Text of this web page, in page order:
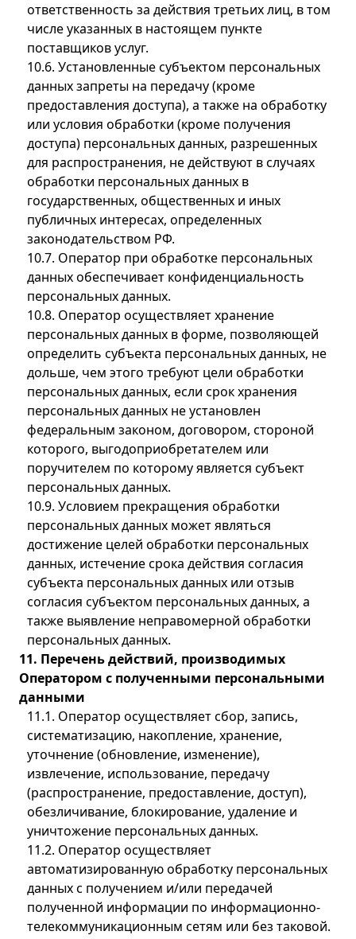
ответственность за действия третьих лиц, в том
числе указанных в настоящем пункте
поставщиков услуг.
10.6. Установленные субъектом персональных
данных запреты на передачу (кроме
предоставления доступа), а также на обработку
или условия обработки (кроме получения
доступа) персональных данных, разрешенных
для распространения, не действуют в случаях
обработки персональных данных в
государственных, общественных и иных
публичных интересах, определенных
законодательством РФ.
10.7. Оператор при обработке персональных
данных обеспечивает конфиденциальность
персональных данных.
10.8. Оператор осуществляет хранение
персональных данных в форме, позволяющей
определить субъекта персональных данных, не
дольше, чем этого требуют цели обработки
персональных данных, если срок хранения
персональных данных не установлен
федеральным законом, договором, стороной
которого, выгодоприобретателем или
поручителем по которому является субъект
персональных данных.
10.9. Условием прекращения обработки
персональных данных может являться
достижение целей обработки персональных
данных, истечение срока действия согласия
субъекта персональных данных или отзыв
согласия субъектом персональных данных, а
также выявление неправомерной обработки
персональных данных.
11. Перечень действий, производимых
Оператором с полученными персональными
данными
11.1. Оператор осуществляет сбор, запись,
систематизацию, накопление, хранение,
уточнение (обновление, изменение),
извлечение, использование, передачу
(распространение, предоставление, доступ),
обезличивание, блокирование, удаление и
уничтожение персональных данных.
11.2. Оператор осуществляет
автоматизированную обработку персональных
данных с получением и/или передачей
полученной информации по информационно-
телекоммуникационным сетям или без таковой.